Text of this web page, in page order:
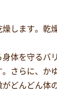
します。乾
体を守る
さらに、か
どんどん